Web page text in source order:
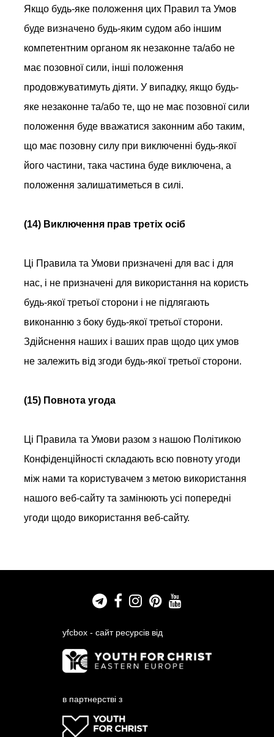
Якщо будь-яке положення цих Правил та Умов
буде визначено будь-яким судом або іншим
компетентним органом як незаконне та/або не
має позовної сили, інші положення
продовжуватимуть діяти. У випадку, якщо будь-
яке незаконне та/або те, що не має позовної сили
положення буде вважатися законним або таким,
що має позовну силу при виключенні будь-якої
його частини, така частина буде виключена, а
положення залишатиметься в силі.
(14) Виключення прав третіх осіб
Ці Правила та Умови призначені для вас і для
нас, і не призначені для використання на користь
будь-якої третьої сторони і не підлягають
виконанню з боку будь-якої третьої сторони.
Здійснення наших і ваших прав щодо цих умов
не залежить від згоди будь-якої третьої сторони.
(15) Повнота угода
Ці Правила та Умови разом з нашою Політикою
Конфіденційності складають всю повноту угоди
між нами та користувачем з метою використання
нашого веб-сайту та замінюють усі попередні
угоди щодо використання веб-сайту.
yfcbox - сайт ресурсів від
в партнерстві з